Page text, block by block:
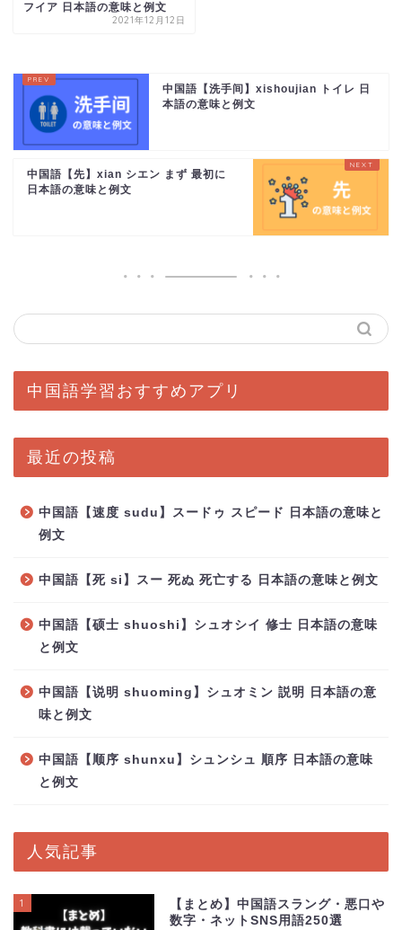
フイア 日本語の意味と例文
2021年12月12日
中国語【洗手间】xishoujian トイレ 日
本語の意味と例文
中国語【先】xian シエン まず 最初に
日本語の意味と例文
中国語学習おすすめアプリ
最近の投稿
中国語【速度 sudu】スードゥ スピード 日本語の意味と
例文
中国語【死 si】スー 死ぬ 死亡する 日本語の意味と例文
中国語【硕士 shuoshi】シュオシイ 修士 日本語の意味
と例文
中国語【说明 shuoming】シュオミン 説明 日本語の意
味と例文
中国語【顺序 shunxu】シュンシュ 順序 日本語の意味
と例文
人気記事
1
【まとめ】中国語スラング・悪口や
数字・ネットSNS用語250選